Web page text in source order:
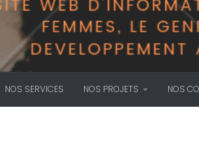
NOS SERVICES NOS PROJETS NOS